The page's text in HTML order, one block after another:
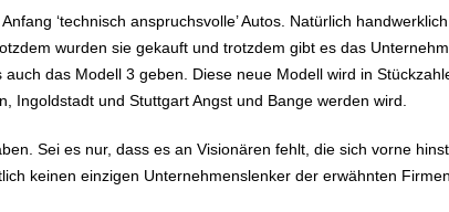
‘technisch anspruchsvolle’ Autos. Natürlich handwerklich
wurden sie gekauft und trotzdem gibt es das
das Modell 3 geben. Diese neue Modell wird in
Ingoldstadt und Stuttgart Angst und Bange werden wird.
Sei es nur, dass es an Visionären fehlt, die sich vorne
keinen einzigen Unternehmenslenker der erwähnten